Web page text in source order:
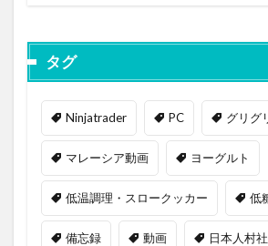
タグ
Ninjatrader PC グリグ
マレーシア動画 ヨーグルト
低温調理・スロークッカー 低
備忘録 動画 日本人村